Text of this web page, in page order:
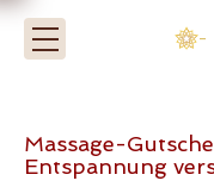
-
Massage-
Entspannung